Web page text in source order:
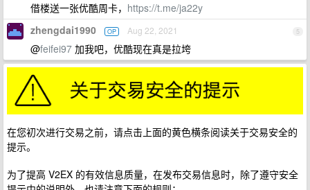
借楼送一张优酷周卡， https://t.me/ja22y
5
zhengdai1990 OP Aug 22, 2021
@feifei97 加我吧，优酷现在真是拉垮
在您初次进行交易之前，请点击上面的黄色横条阅读关于交易安全的
提示。
为了提高 V2EX 的有效信息质量，在发布交易信息时，除了遵守安全